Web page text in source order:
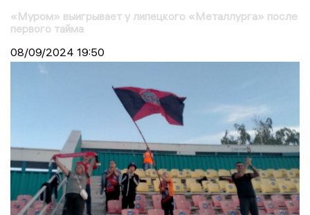
«Муром» выигрывает у липецкого «Металлурга» после
первого тайма
08/09/2024 19:50